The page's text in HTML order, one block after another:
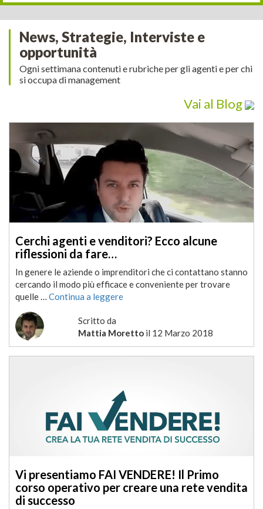
News, Strategie, Interviste e
opportunità
Ogni settimana contenuti e rubriche per gli agenti e per chi
si occupa di management
Vai al Blog
Cerchi agenti e venditori? Ecco alcune
riflessioni da fare…
In genere le aziende o imprenditori che ci contattano stanno
cercando il modo più efficace e conveniente per trovare
quelle … Continua a leggere
Scritto da
Mattia Morettoil 12 Marzo 2018
Vi presentiamo FAI VENDERE! Il Primo
corso operativo per creare una rete vendita
di successo